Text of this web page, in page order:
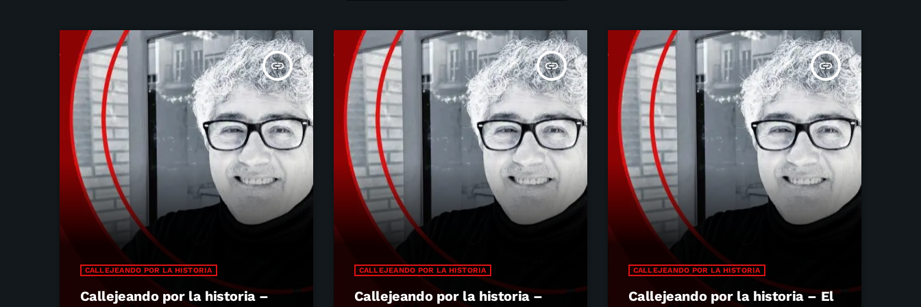
insert_link
CALLEJEANDO POR LA HISTORIA
Callejeando por la historia –
insert_link
CALLEJEANDO POR LA HISTORIA
Callejeando por la historia –
insert_link
CALLEJEANDO POR LA HISTORIA
Callejeando por la historia – El